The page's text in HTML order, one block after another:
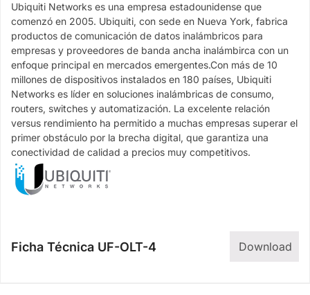
Ubiquiti Networks es una empresa estadounidense que
comenzó en 2005. Ubiquiti, con sede en Nueva York, fabrica
productos de comunicación de datos inalámbricos para
empresas y proveedores de banda ancha inalámbirca con un
enfoque principal en mercados emergentes.Con más de 10
millones de dispositivos instalados en 180 países, Ubiquiti
Networks es líder en soluciones inalámbricas de consumo,
routers, switches y automatización. La excelente relación
versus rendimiento ha permitido a muchas empresas superar el
primer obstáculo por la brecha digital, que garantiza una
conectividad de calidad a precios muy competitivos.
Ficha Técnica UF-OLT-4 Download